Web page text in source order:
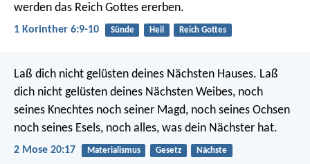
werden das Reich Gottes ererben.
1 Korinther 6:9-10 Sünde Heil Reich Gottes
Laß dich nicht gelüsten deines Nächsten Hauses. Laß
dich nicht gelüsten deines Nächsten Weibes, noch
seines Knechtes noch seiner Magd, noch seines Ochsen
noch seines Esels, noch alles, was dein Nächster hat.
2 Mose 20:17 Materialismus Gesetz Nächste